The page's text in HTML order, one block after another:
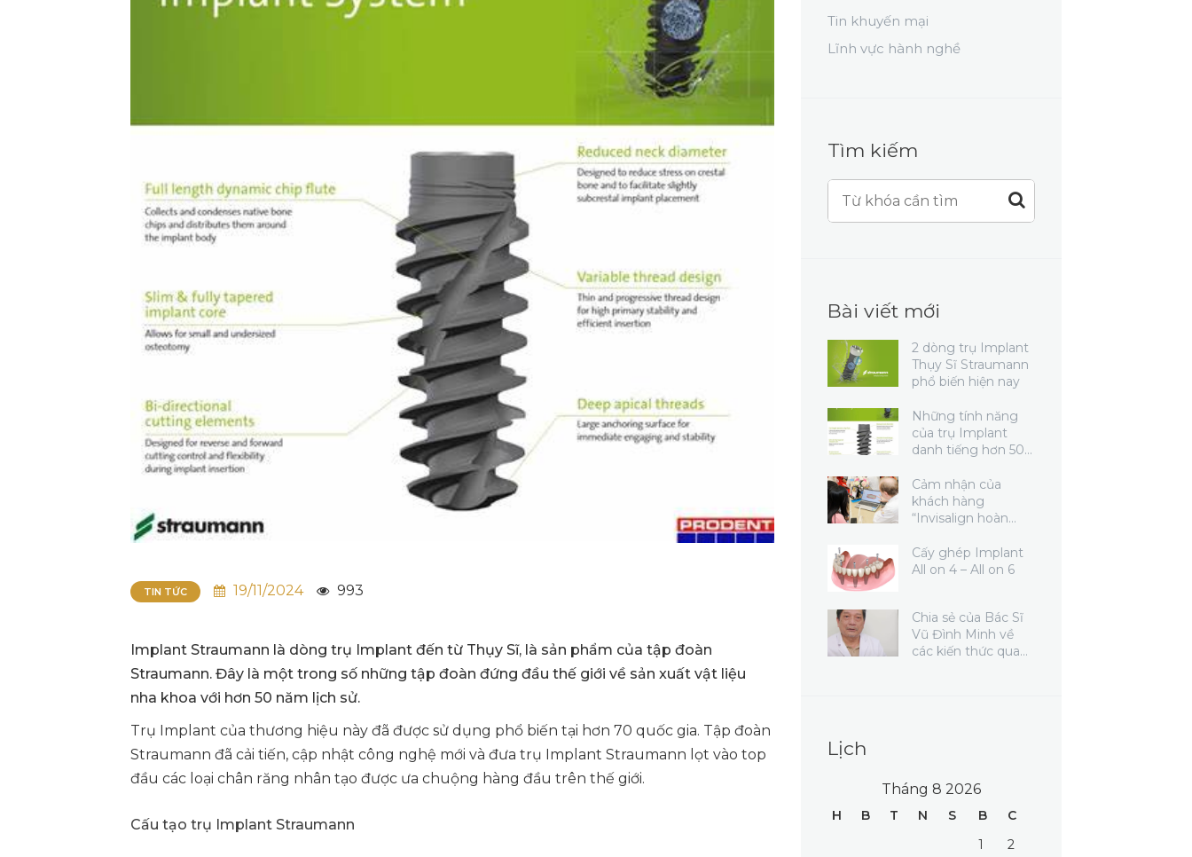
TIN TỨC 19/11/2024 993
Implant Straumann là dòng trụ Implant đến từ Thụy Sĩ, là sản phẩm của tập đoàn
Straumann. Đây là một trong số những tập đoàn đứng đầu thế giới về sản xuất vật liệu
nha khoa với hơn 50 năm lịch sử.
Trụ Implant của thương hiệu này đã được sử dụng phổ biến tại hơn 70 quốc gia. Tập đoàn
Straumann đã cải tiến, cập nhật công nghệ mới và đưa trụ Implant Straumann lọt vào top
đầu các loại chân răng nhân tạo được ưa chuộng hàng đầu trên thế giới.
Cấu tạo trụ Implant Straumann
Tin khuyến mại
Lĩnh vực hành nghề
Tìm kiếm
Bài viết mới
2 dòng trụ Implant
Thụy Sĩ Straumann
phổ biến hiện nay
Những tính năng
của trụ Implant
danh tiếng hơn 50
Cảm nhận của
khách hàng
“Invisalign hoàn
ngờ vì sự thoải mái,
tiện lợi trong mọi
Cấy ghép Implant
All on 4 – All on 6
Chia sẻ của Bác Sĩ
Vũ Đình Minh về
các kiến thức quan
Lịch
Tháng 8 2026
H B T N S B
C
1
2